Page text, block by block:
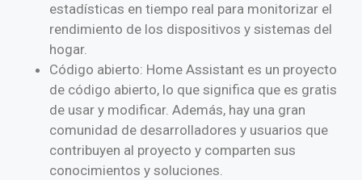
estadísticas en tiempo real para monitorizar el
rendimiento de los dispositivos y sistemas del
hogar.
Código abierto: Home Assistant es un proyecto
de código abierto, lo que significa que es gratis
de usar y modificar. Además, hay una gran
comunidad de desarrolladores y usuarios que
contribuyen al proyecto y comparten sus
conocimientos y soluciones.